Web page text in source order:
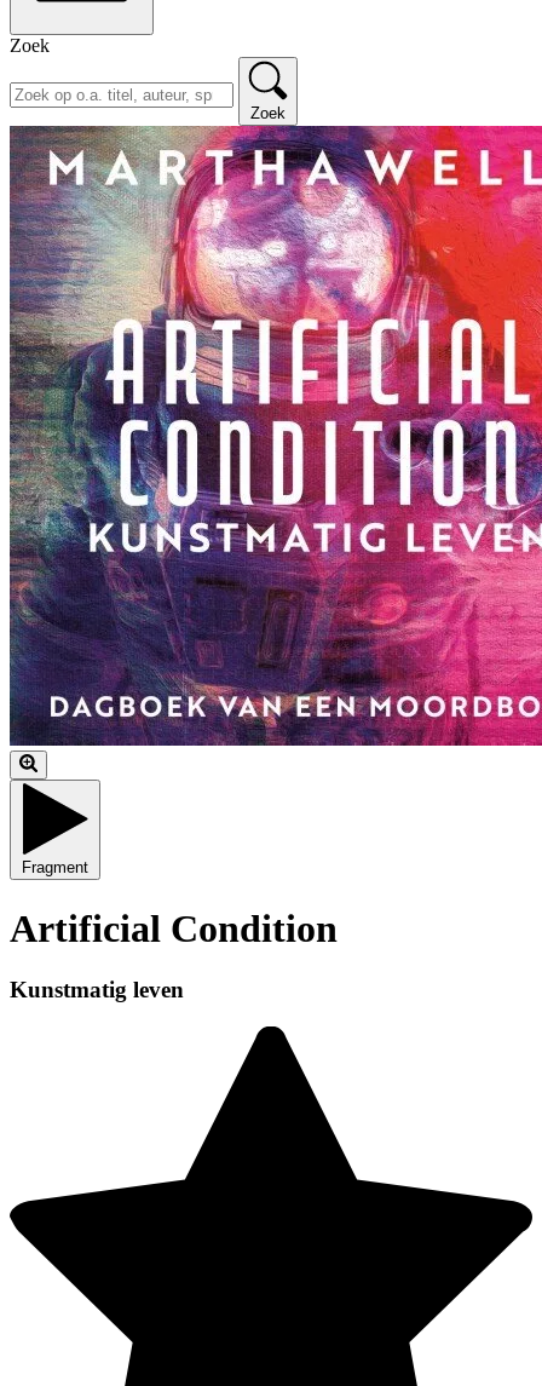
Zoek
Zoek
Fragment
Artificial Condition
Kunstmatig leven